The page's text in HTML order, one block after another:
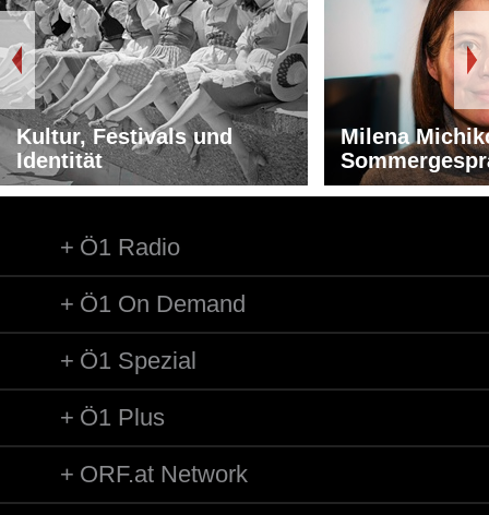
Kultur, Festivals und
Identität
Milena
Ö1 Radio
Ö1 On Demand
Ö1 Spezial
Ö1 Plus
ORF.at Network